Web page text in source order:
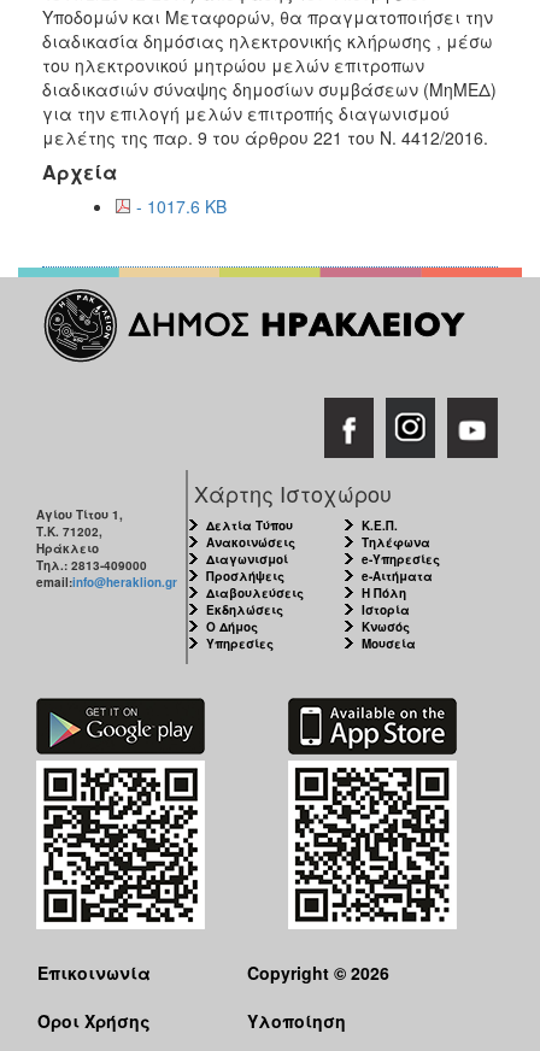
2017
2016
2015
2013
2012
2006
ΑΝΘΕΚΤΙΚΗ
ΠΟΛΗ
Υποδομών και Μεταφορών, θα πραγματοποιήσει την
διαδικασία δημόσιας ηλεκτρονικής κλήρωσης , μέσω
του ηλεκτρονικού μητρώου μελών επιτροπων
διαδικασιών σύναψης δημοσίων συμβάσεων (ΜηΜΕΔ)
για την επιλογή μελών επιτροπής διαγωνισμού
μελέτης της παρ. 9 του άρθρου 221 του Ν. 4412/2016.
Αρχεία
- 1017.6 KB
Αγίου Τίτου 1,
Τ.Κ. 71202,
Ηράκλειο
Τηλ.: 2813-409000
email:info@heraklion.gr
Χάρτης Ιστοχώρου
Δελτία Τύπου
Ανακοινώσεις
Διαγωνισμοί
Προσλήψεις
Διαβουλεύσεις
Εκδηλώσεις
Ο Δήμος
Υπηρεσίες
Κ.Ε.Π.
Τηλέφωνα
e-Υπηρεσίες
e-Αιτήματα
Η Πόλη
Ιστορία
Κνωσός
Μουσεία
Επικοινωνία
Όροι Χρήσης
Copyright © 2026
Υλοποίηση